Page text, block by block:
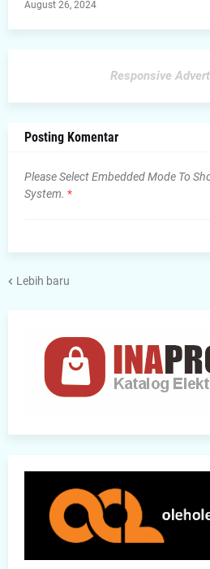
August 26, 2024
Responsive
Posting Komentar
Please Select Embedded Mode To
System. *
Lebih baru